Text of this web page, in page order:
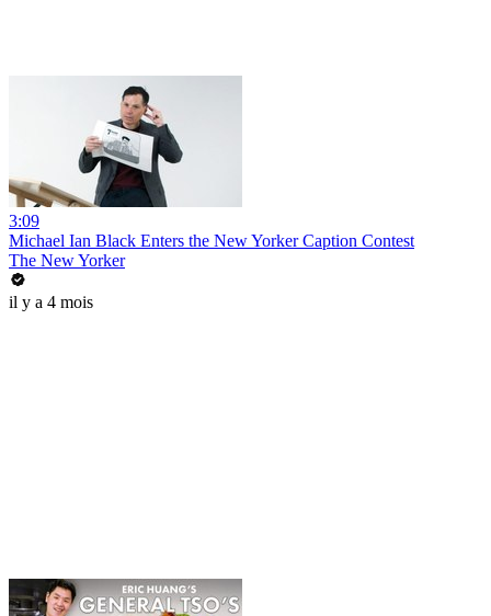
3:09
Michael Ian Black Enters the New Yorker Caption Contest
The New Yorker
il y a 4 mois